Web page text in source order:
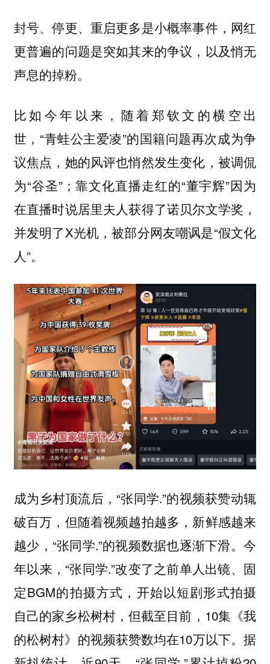
封号、停更、重启更多是小概率事件，网红
更普遍的问题是突如其来的争议，以及悄无
声息的掉粉。
比如今年以来，随着郑钦文的横空出
世，“青蛙公主爱凌”的国籍问题再次成为争
议焦点，她的风评也悄然发生变化，被调侃
为“谷圣”；靠文化直播走红的“董宇辉”因为
在直播时说居里夫人获得了诺贝尔文学奖，
并发明了X光机，被部分网友嘲讽是“假文化
人”。
成为乡村顶流后，“张同学.”的视频获赞动辄
破百万，但随着视频越拍越多，新鲜感越来
越少，“张同学.”的视频数据也逐渐下滑。今
年以来，“张同学.”改变了之前单人出镜、固
定BGM的拍摄方式，开始以短剧形式拍摄
自己的家乡松树村，但截至目前，10集《我
的松树村》的视频获赞数均在10万以下。据